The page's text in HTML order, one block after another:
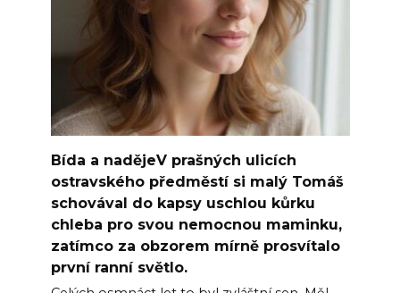
Bída a nadějeV prašných ulicích
ostravského předměstí si malý Tomáš
schovával do kapsy uschlou kůrku
chleba pro svou nemocnou maminku,
zatímco za obzorem mírně prosvítalo
první ranní světlo.